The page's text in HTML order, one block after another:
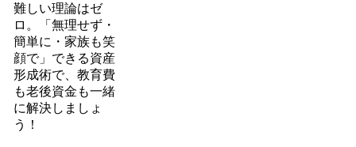
難しい理論はゼ
ロ。「無理せず・
簡単に・家族も笑
顔で」できる資産
形成術で、教育費
も老後資金も一緒
に解決しましょ
う！